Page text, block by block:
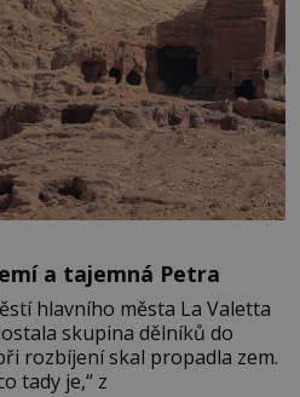
a tajemná Petra
hlavního města La Valetta
skupina dělníků do
rozbíjení skal propadla zem.
tady je,“ z